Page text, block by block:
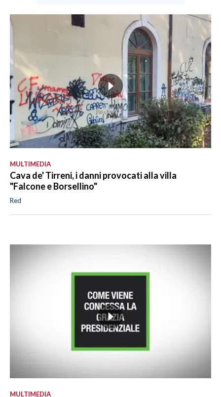
MULTIMEDIA
Cava de' Tirreni, i danni provocati alla villa
"Falcone e Borsellino"
Red
MULTIMEDIA